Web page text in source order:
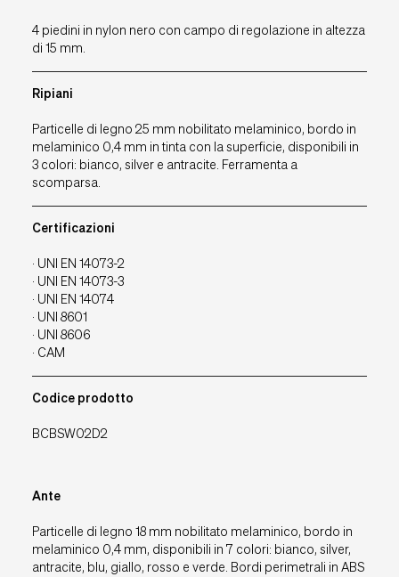
4 piedini in nylon nero con campo di regolazione in altezza
di 15 mm.
Ripiani
Particelle di legno 25 mm nobilitato melaminico, bordo in
melaminico 0,4 mm in tinta con la superficie, disponibili in
3 colori: bianco, silver e antracite. Ferramenta a
scomparsa.
Certificazioni
· UNI EN 14073-2
· UNI EN 14073-3
· UNI EN 14074
· UNI 8601
· UNI 8606
· CAM
Codice prodotto
BCBSW02D2
Ante
Particelle di legno 18 mm nobilitato melaminico, bordo in
melaminico 0,4 mm, disponibili in 7 colori: bianco, silver,
antracite, blu, giallo, rosso e verde. Bordi perimetrali in ABS